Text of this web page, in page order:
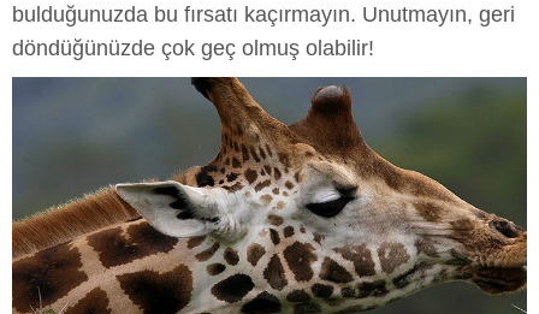
bulduğunuzda bu fırsatı kaçırmayın. Unutmayın, geri
döndüğünüzde çok geç olmuş olabilir!